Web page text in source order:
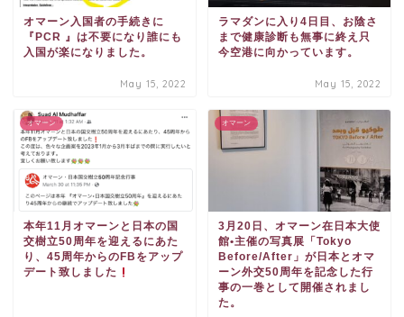
オマーン入国者の手続きに
『PCR 』は不要になり誰にも
入国が楽になりました。
May 15, 2022
ラマダンに入り4日目、お陰さ
まで健康診断も無事に終え只
今空港に向かっています。
May 15, 2022
オマーン
本年11月オマーンと日本の国
交樹立50周年を迎えるにあた
り、45周年からのFBをアップ
デート致しました
オマーン
3月20日、オマーン在日本大使
館•主催の写真展「Tokyo
Before/After」が日本とオマ
ーン外交50周年を記念した行
事の一巻として開催されまし
た。